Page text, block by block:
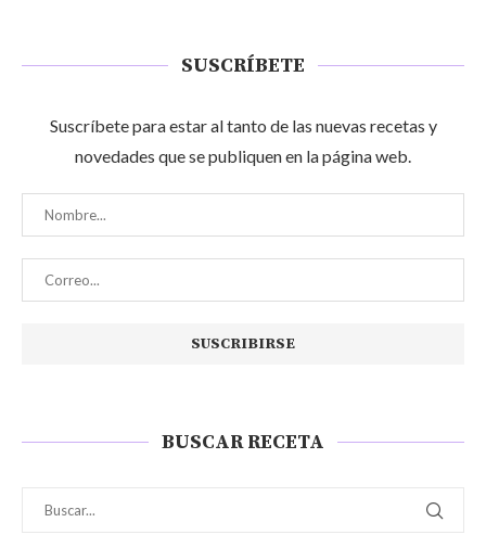
SUSCRÍBETE
Suscríbete para estar al tanto de las nuevas recetas y
novedades que se publiquen en la página web.
BUSCAR RECETA